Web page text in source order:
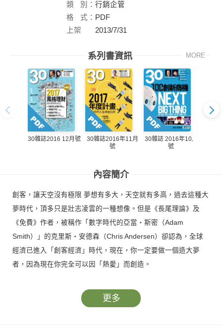
類
別： 行銷企管
格
式： PDF
上架
2013/7/31
系列書資訊 MORE
30雜誌2016 12月號
30雜誌2016年11月
號
30雜誌 2016年10月
號
內容簡介
創客，讓天空沒有極限 夢想有多大，天空就有多高，過去這種大
夢時代，頂多只是壯志凌雲的一種想像。但是《長尾理論》及
《免費》作者，被稱作「數字時代的亞當‧斯密（Adam
Smith）」的克里斯‧安德森（Chris Andersen）卻認為，全球
經濟已進入「創客經濟」時代，現在，你一定要做一個造大夢
者，因為現在你完全可以因「熱愛」而創造。
更多